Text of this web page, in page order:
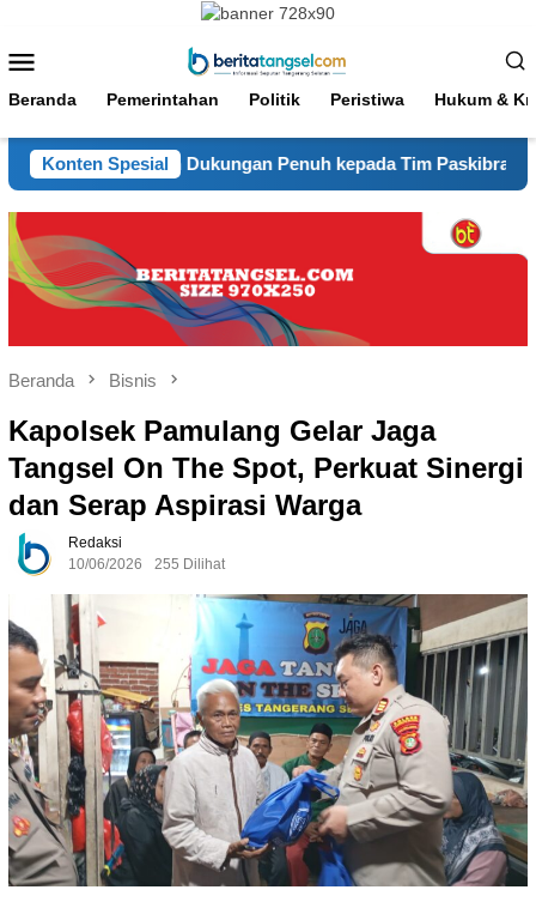
konten
Mobile
Beranda Pemerintahan Politik Peristiwa Hukum &
Konten Spesial
Berikan Dukungan Penuh kepada Tim Paskibraka
Beranda Bisnis
Kapolsek Pamulang Gelar Jaga
Tangsel On The Spot, Perkuat Sinergi
dan Serap Aspirasi Warga
Redaksi
10/06/2026
255 Dilihat